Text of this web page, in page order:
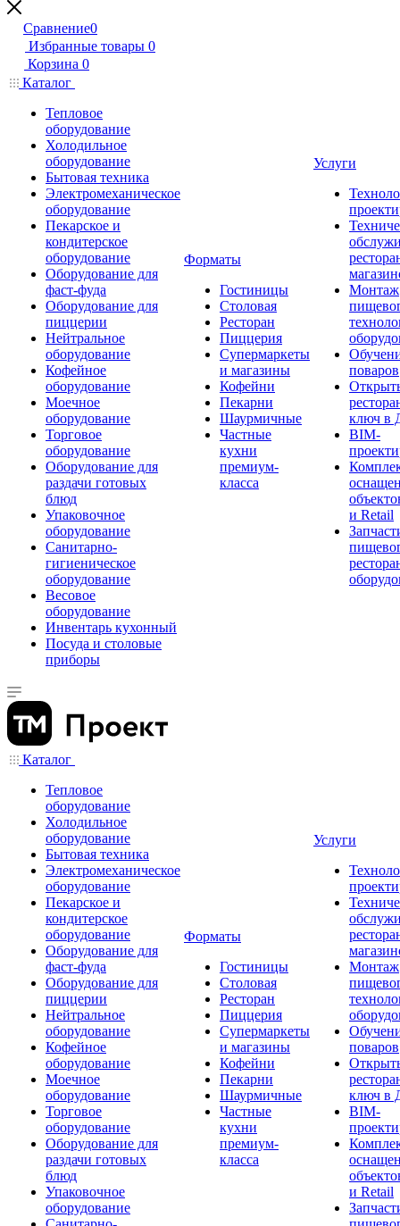
Сравнение0
Избранные товары 0
Корзина 0
Каталог
Тепловое
оборудование
Холодильное
оборудование
Бытовая техника
Электромеханическое
оборудование
Пекарское и
кондитерское
оборудование
Оборудование для
фаст-фуда
Оборудование для
пиццерии
Нейтральное
оборудование
Кофейное
оборудование
Моечное
оборудование
Торговое
оборудование
Оборудование для
раздачи готовых
блюд
Упаковочное
оборудование
Санитарно-
гигиеническое
оборудование
Весовое
оборудование
Инвентарь кухонный
Посуда и столовые
приборы
Форматы
Гостиницы
Столовая
Ресторан
Пиццерия
Супермаркеты
и магазины
Кофейни
Пекарни
Шаурмичные
Частные
кухни
премиум-
класса
Услуги
Монтаж
поваров
ключ в
BIM-
и Retail
Каталог
Тепловое
оборудование
Холодильное
оборудование
Бытовая техника
Электромеханическое
оборудование
Пекарское и
кондитерское
оборудование
Оборудование для
фаст-фуда
Оборудование для
пиццерии
Нейтральное
оборудование
Кофейное
оборудование
Моечное
оборудование
Торговое
оборудование
Оборудование для
раздачи готовых
блюд
Упаковочное
оборудование
Форматы
Гостиницы
Столовая
Ресторан
Пиццерия
Супермаркеты
и магазины
Кофейни
Пекарни
Шаурмичные
Частные
кухни
премиум-
класса
Услуги
Монтаж
поваров
ключ в
BIM-
и Retail